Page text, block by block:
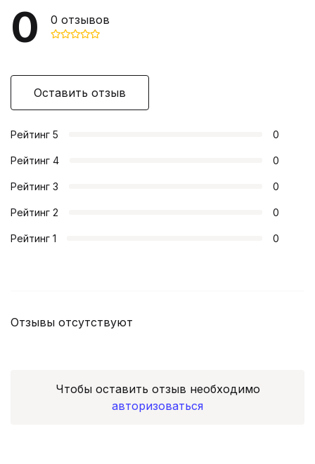
0 0 отзывов
Оставить отзыв
Рейтинг 5 0
Рейтинг 4 0
Рейтинг 3 0
Рейтинг 2 0
Рейтинг 1 0
Отзывы отсутствуют
Чтобы оставить отзыв необходимо
авторизоваться